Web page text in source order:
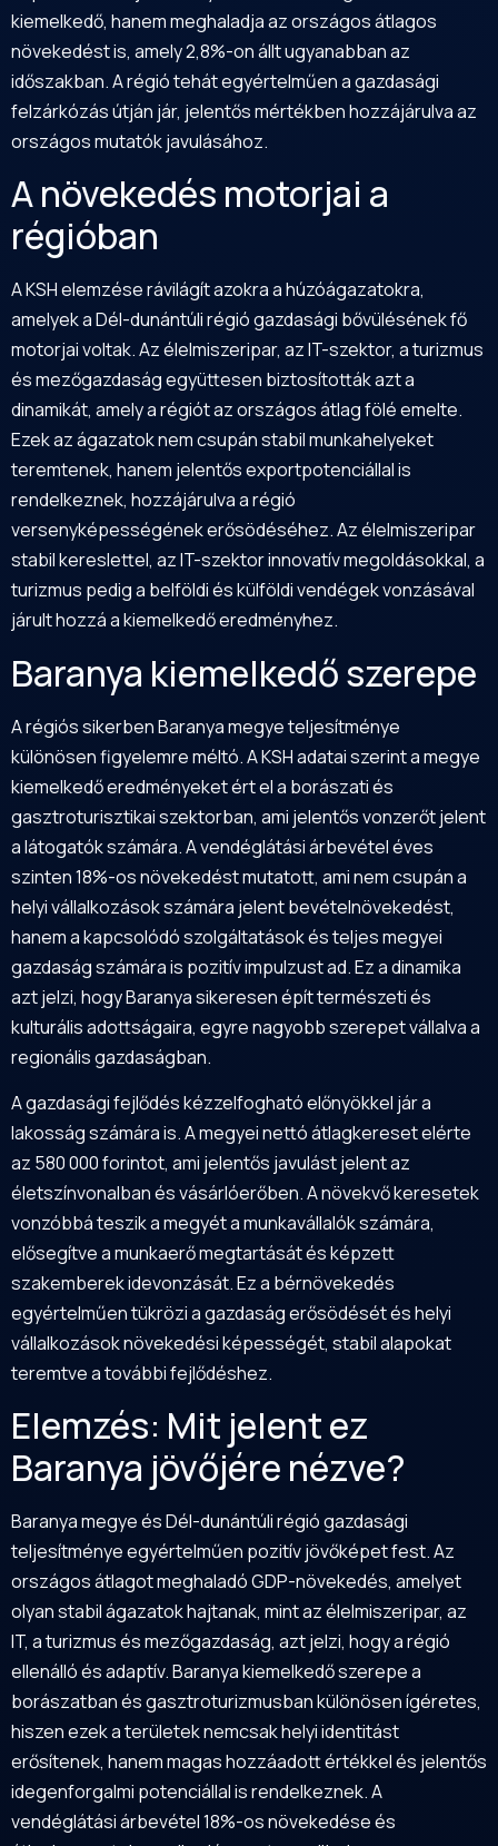
kiemelkedő, hanem meghaladja az országos átlagos
növekedést is, amely 2,8%-on állt ugyanabban az
időszakban. A régió tehát egyértelműen a gazdasági
felzárkózás útján jár, jelentős mértékben hozzájárulva az
országos mutatók javulásához.
A növekedés motorjai a
régióban
A KSH elemzése rávilágít azokra a húzóágazatokra,
amelyek a Dél-dunántúli régió gazdasági bővülésének fő
motorjai voltak. Az élelmiszeripar, az IT-szektor, a turizmus
és mezőgazdaság együttesen biztosították azt a
dinamikát, amely a régiót az országos átlag fölé emelte.
Ezek az ágazatok nem csupán stabil munkahelyeket
teremtenek, hanem jelentős exportpotenciállal is
rendelkeznek, hozzájárulva a régió
versenyképességének erősödéséhez. Az élelmiszeripar
stabil kereslettel, az IT-szektor innovatív megoldásokkal, a
turizmus pedig a belföldi és külföldi vendégek vonzásával
járult hozzá a kiemelkedő eredményhez.
Baranya kiemelkedő szerepe
A régiós sikerbenBaranyamegye teljesítménye
különösen figyelemre méltó. A KSH adatai szerint a megye
kiemelkedő eredményeket ért el a borászati és
gasztroturisztikai szektorban, ami jelentős vonzerőt jelent
a látogatók számára. A vendéglátási árbevétel éves
szinten 18%-os növekedést mutatott, ami nem csupán a
helyi vállalkozások számára jelent bevételnövekedést,
hanem a kapcsolódó szolgáltatások és teljes megyei
gazdaság számára is pozitív impulzust ad. Ez a dinamika
azt jelzi, hogy Baranya sikeresen épít természeti és
kulturális adottságaira, egyre nagyobb szerepet vállalva a
regionális gazdaságban.
A gazdasági fejlődés kézzelfogható előnyökkel jár a
lakosság számára is. A megyei nettó átlagkereset elérte
az 580 000 forintot, ami jelentős javulást jelent az
életszínvonalban és vásárlóerőben. A növekvő keresetek
vonzóbbá teszik a megyét a munkavállalók számára,
elősegítve a munkaerő megtartását és képzett
szakemberek idevonzását. Ez a bérnövekedés
egyértelműen tükrözi a gazdaság erősödését és helyi
vállalkozások növekedési képességét, stabil alapokat
teremtve a további fejlődéshez.
Elemzés: Mit jelent ez
Baranya jövőjére nézve?
Baranya megye és Dél-dunántúli régió gazdasági
teljesítménye egyértelműen pozitív jövőképet fest. Az
országos átlagot meghaladó GDP-növekedés, amelyet
olyan stabil ágazatok hajtanak, mint az élelmiszeripar, az
IT, a turizmus és mezőgazdaság, azt jelzi, hogy a régió
ellenálló és adaptív. Baranya kiemelkedő szerepe a
borászatban és gasztroturizmusban különösen ígéretes,
hiszen ezek a területek nemcsak helyi identitást
erősítenek, hanem magas hozzáadott értékkel és jelentős
idegenforgalmi potenciállal is rendelkeznek. A
vendéglátási árbevétel 18%-os növekedése és